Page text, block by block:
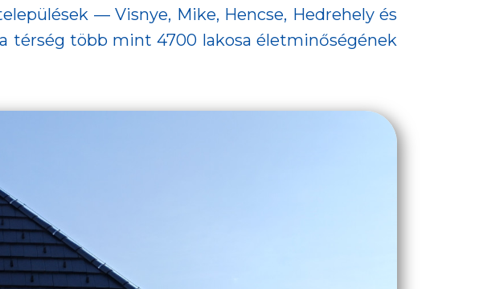
— Visnye, Mike, Hencse, Hedrehely és
térség több mint 4700 lakosa életminőségének